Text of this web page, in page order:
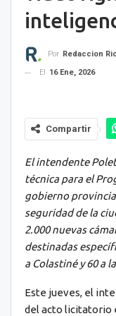
Por Redaccion Rio
El
16 Ene, 2026
Compartir
El intendente
técnica para el
gobierno
seguridad de la
2.000 nuevas
destinadas
a Colastiné y 60 a
Este jueves, el
del acto licitatorio